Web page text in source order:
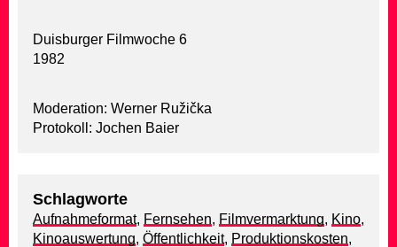
Duisburger Filmwoche 6
1982
Moderation: Werner Ružička
Protokoll: Jochen Baier
Schlagworte
Aufnahmeformat, Fernsehen, Filmvermarktung, Kino,
Kinoauswertung, Öffentlichkeit, Produktionskosten,